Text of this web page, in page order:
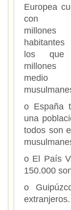
Europea
con
los que
medio
o España
una
todos son
o El País
150.000
o
extranjeros.